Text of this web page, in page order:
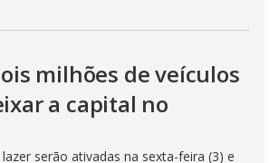
milhões de veículos
a capital no
serão ativadas na sexta-feira (3) e